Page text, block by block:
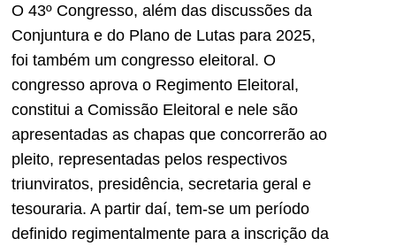
O 43º Congresso, além das discussões da
Conjuntura e do Plano de Lutas para 2025,
foi também um congresso eleitoral. O
congresso aprova o Regimento Eleitoral,
constitui a Comissão Eleitoral e nele são
apresentadas as chapas que concorrerão ao
pleito, representadas pelos respectivos
triunviratos, presidência, secretaria geral e
tesouraria. A partir daí, tem-se um período
definido regimentalmente para a inscrição da